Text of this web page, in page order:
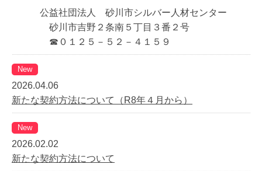
公益社団法人 砂川市シルバー人材センター
砂川市吉野２条南５丁目３番２号
☎０１２５－５２－４１５９
New
2026.04.06
新たな契約方法について（R8年４月から）
New
2026.02.02
新たな契約方法について